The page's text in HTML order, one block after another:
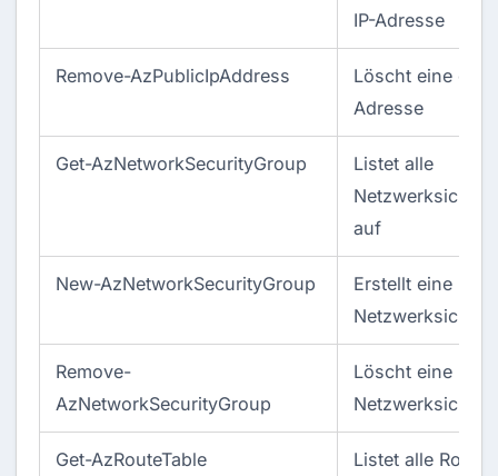
IP-Adresse
Remove-AzPublicIpAddress
Löscht eine
Adresse
Get-AzNetworkSecurityGroup
Listet alle
auf
New-AzNetworkSecurityGroup
Erstellt eine
Remove-
AzNetworkSecurityGroup
Löscht eine
Get-AzRouteTable Listet alle